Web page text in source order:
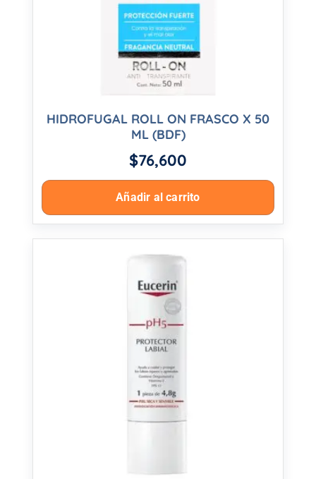
HIDROFUGAL ROLL ON FRASCO X 50
ML (BDF)
$76,600
Añadir al carrito